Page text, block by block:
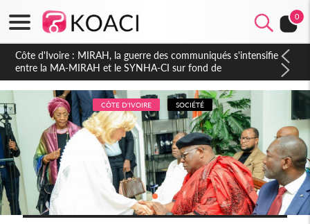
0
Côte d'Ivoire : Indépendance 2026, Thiam plaide pour un
environnement démocratique plus apaisé
CÔTE D'IVOIRE SOCIÉTÉ